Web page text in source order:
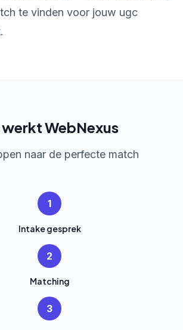
te vinden voor jouw ugc
WebNexus
naar de perfecte match
1
Intake gesprek
2
Matching
3